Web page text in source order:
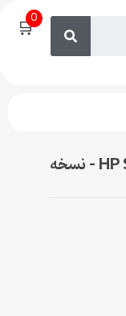
🛒0
دانلود درایور اسکنر HP Scanjet G4050 – نسخه